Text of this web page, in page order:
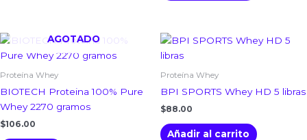
AGOTADO
Proteína Whey
BIOTECH Proteina 100% Pure
Whey 2270 gramos
$106.00
Proteína Whey
BPI SPORTS Whey HD 5 libras
$88.00
Añadir al carrito